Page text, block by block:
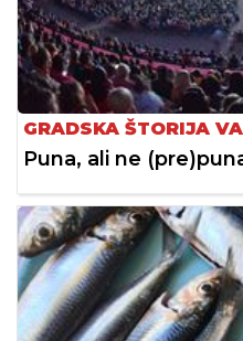
GRADSKA ŠTORIJA
Puna, ali ne